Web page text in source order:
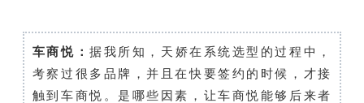
车商悦：据我所知，天娇在系统选型的过程中，
考察过很多品牌，并且在快要签约的时候，才接
触到车商悦。是哪些因素，让车商悦能够后来者